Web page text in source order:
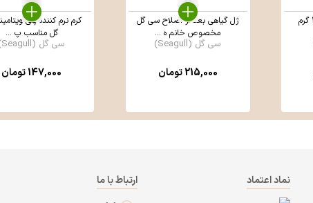
ژل گیاهی بعد از اصلاح سی گل
مخصوص خانم ه ...
سی گل (Seagull)
215,000تومان
کرم نرم کننده پلی
گل مناسب پ ...
سی گل (Seagull)
147,000تومان
نماد اعتماد
ارتباط با ما